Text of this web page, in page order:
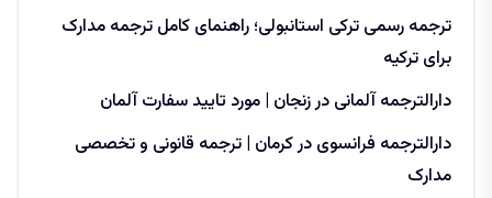
ترجمه رسمی ترکی استانبولی؛ راهنمای کامل ترجمه مدارک
برای ترکیه
دارالترجمه آلمانی در زنجان | مورد تایید سفارت آلمان
دارالترجمه فرانسوی در کرمان | ترجمه قانونی و تخصصی
مدارک